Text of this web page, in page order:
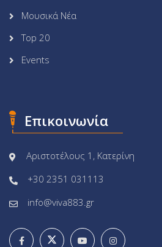
Μουσικά Νέα
Top 20
Events
Επικοινωνία
Αριστοτέλους 1, Κατερίνη
+30 2351 031113
info@viva883.gr